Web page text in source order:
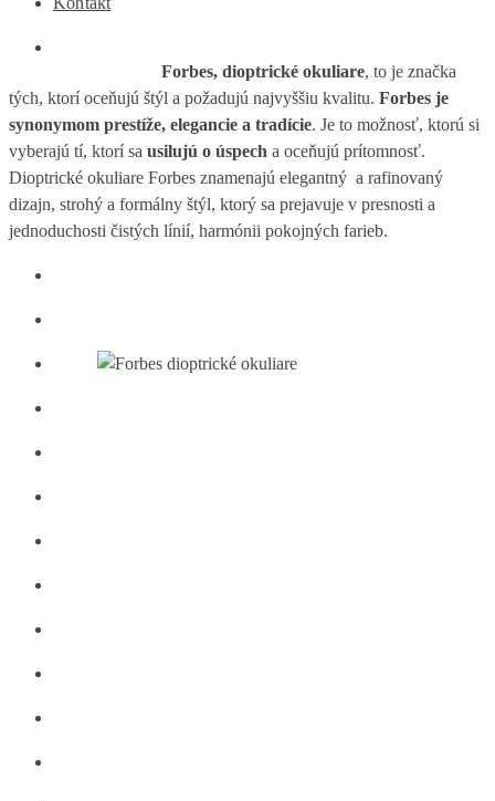
Forbes, dioptrické okuliare, to je značka
tých, ktorí oceňujú štýl a požadujú najvyššiu kvalitu. Forbes je
synonymom prestíže, elegancie a tradície. Je to možnosť, ktorú si
vyberajú tí, ktorí sa usilujú o úspech a oceňujú prítomnosť.
Dioptrické okuliare Forbes znamenajú elegantný a rafinovaný
dizajn, strohý a formálny štýl, ktorý sa prejavuje v presnosti a
jednoduchosti čistých línií, harmónii pokojných farieb.